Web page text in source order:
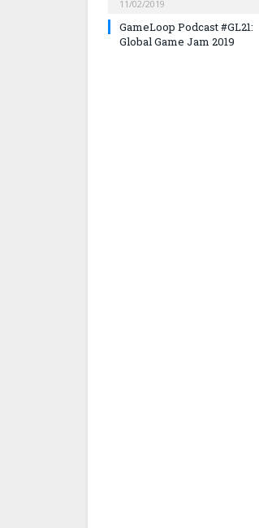
11/02/2019
GameLoop Podcast #GL21:
Global Game Jam 2019